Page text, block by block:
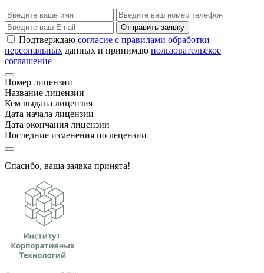
Отправить заявку
Подтверждаю согласие с правилами обработки
персональных данных и принимаю пользовательское
соглашение
Номер лицензии
Название лицензии
Кем выдана лицензия
Дата начала лицензии
Дата окончания лицензии
Последние изменения по лецензии
Спасибо, ваша заявка принята!